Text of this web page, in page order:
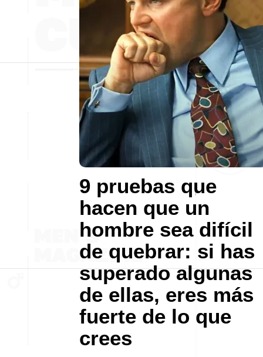
9 pruebas que
hacen que un
hombre sea difícil
de quebrar: si has
superado algunas
de ellas, eres más
fuerte de lo que
crees